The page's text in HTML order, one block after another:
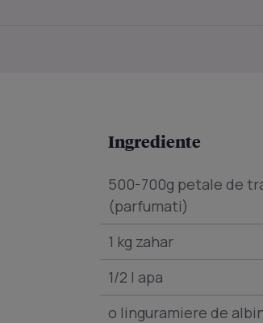
Ingrediente
500-700g petale de
(parfumati)
1 kg zahar
1/2 l apa
o linguramiere de